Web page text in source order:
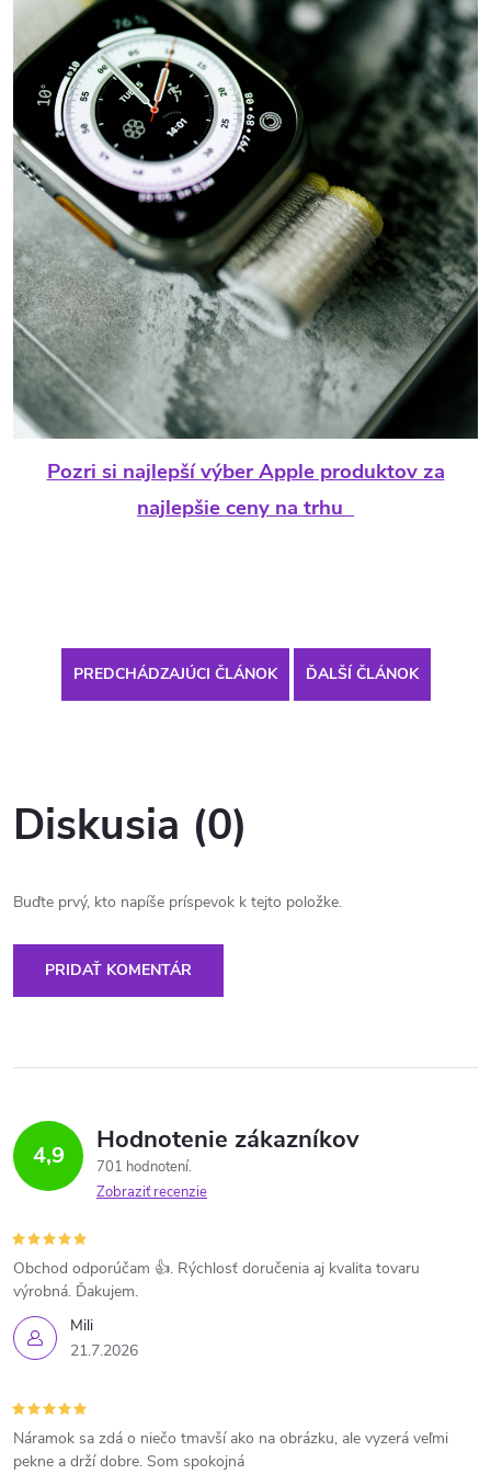
Pozri si najlepší výber Apple produktov za
najlepšie ceny na trhu
PREDCHÁDZAJÚCI ČLÁNOK ĎALŠÍ ČLÁNOK
Diskusia (0)
Buďte prvý, kto napíše príspevok k tejto položke.
PRIDAŤ KOMENTÁR
4,9 Hodnotenie zákazníkov
701 hodnotení
Zobraziť recenzie
Mili
21.7.2026
Obchod odporúčam 👍. Rýchlosť doručenia aj kvalita tovaru
výrobná. Ďakujem.
Náramok sa zdá o niečo tmavší ako na obrázku, ale vyzerá veľmi
pekne a drží dobre. Som spokojná